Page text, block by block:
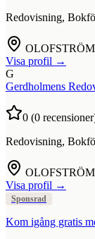
Redovisning,
OLOFSTRÖM
Visa profil →
G
Gerdholmens
0 (0
Redovisning,
OLOFSTRÖM
Visa profil →
Sponsrad
Kom igång gratis